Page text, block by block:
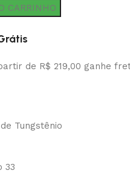
CARRINHO
de R$ 219,00 ganhe
Tungstênio
33